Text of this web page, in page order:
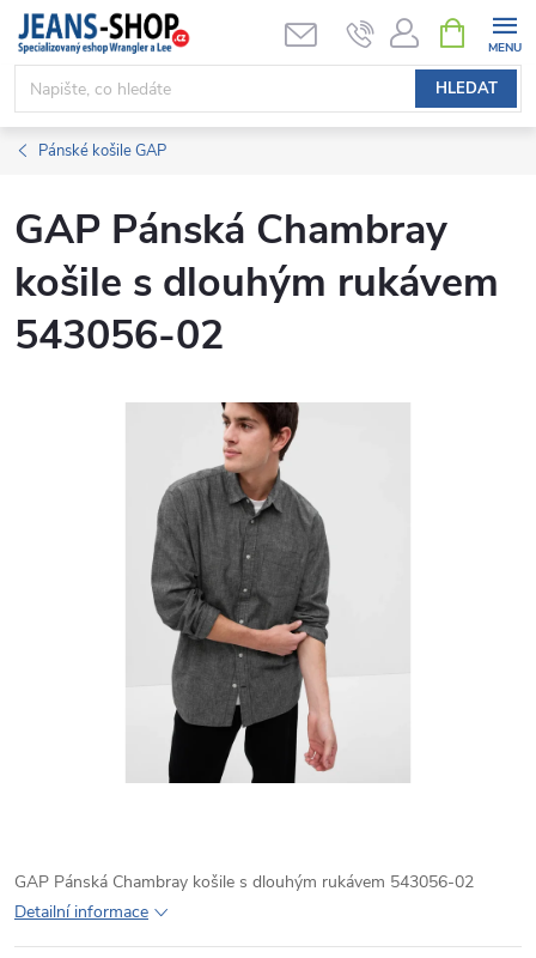
Přejít
obsah
HLEDAT
NÁKUPNÍ
KOŠÍK
Pánské košile GAP
GAP Pánská Chambray
košile s dlouhým rukávem
543056-02
GAP Pánská Chambray košile s dlouhým rukávem 543056-02
Detailní informace